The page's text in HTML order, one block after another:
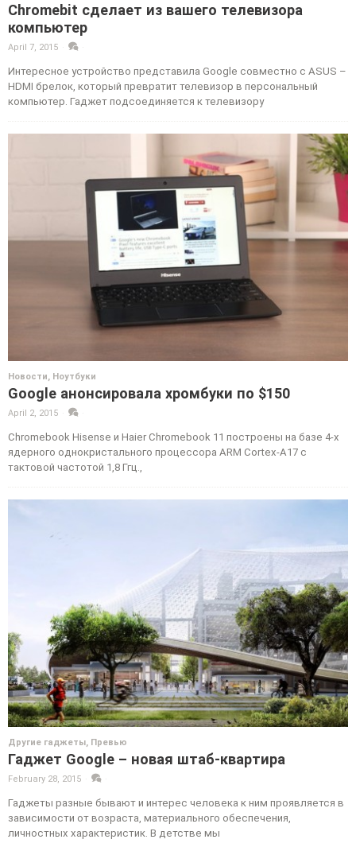
Chromebit сделает из вашего телевизора
компьютер
April 7, 2015
Интересное устройство представила Google совместно с ASUS –
HDMI брелок, который превратит телевизор в персональный
компьютер. Гаджет подсоединяется к телевизору
Новости, Ноутбуки
Google анонсировала хромбуки по $150
April 2, 2015
Chromebook Hisense и Haier Chromebook 11 построены на базе 4-х
ядерного однокристального процессора ARM Cortex-A17 с
тактовой частотой 1,8 Ггц.,
Другие гаджеты, Превью
Гаджет Google – новая штаб-квартира
February 28, 2015
Гаджеты разные бывают и интерес человека к ним проявляется в
зависимости от возраста, материального обеспечения,
личностных характеристик. В детстве мы